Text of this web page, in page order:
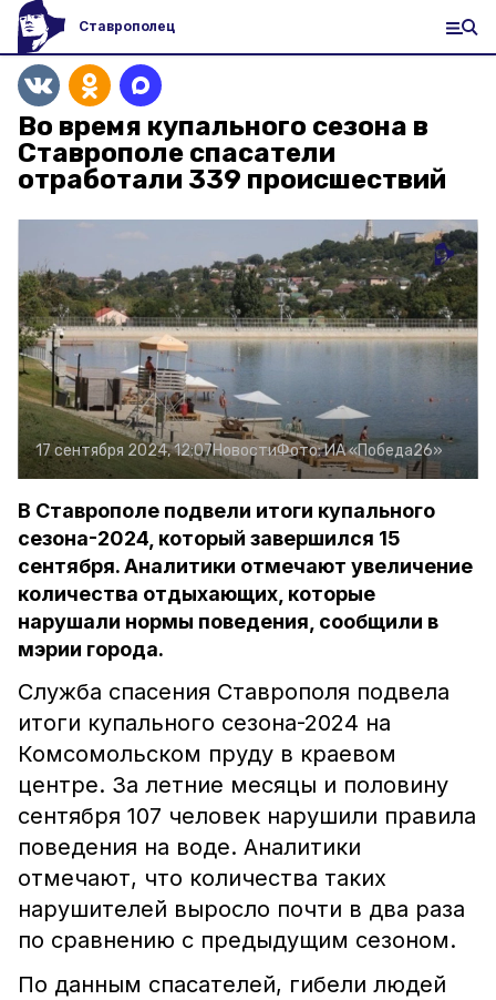
Ставрополец
Во время купального сезона в
Ставрополе спасатели
отработали 339 происшествий
17 сентября 2024, 12:07НовостиФото:ИА «Победа26»
В Ставрополе подвели итоги купального
сезона-2024, который завершился 15
сентября. Аналитики отмечают увеличение
количества отдыхающих, которые
нарушали нормы поведения, сообщили в
мэрии города.
Служба спасения Ставрополя подвела
итоги купального сезона-2024 на
Комсомольском пруду в краевом
центре. За летние месяцы и половину
сентября 107 человек нарушили правила
поведения на воде. Аналитики
отмечают, что количества таких
нарушителей выросло почти в два раза
по сравнению с предыдущим сезоном.
По данным спасателей, гибели людей